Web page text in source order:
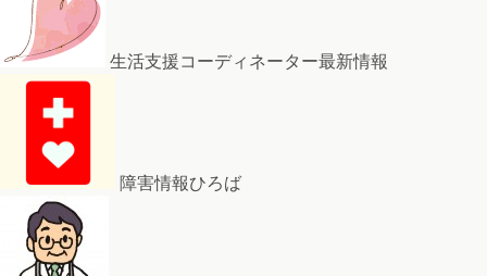
生活支援コーディネーター最新情報
障害情報ひろば